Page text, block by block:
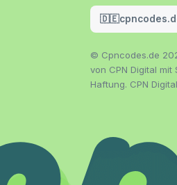
🇩🇪
© Cpncodes.de
von CPN Digital
Haftung. CPN